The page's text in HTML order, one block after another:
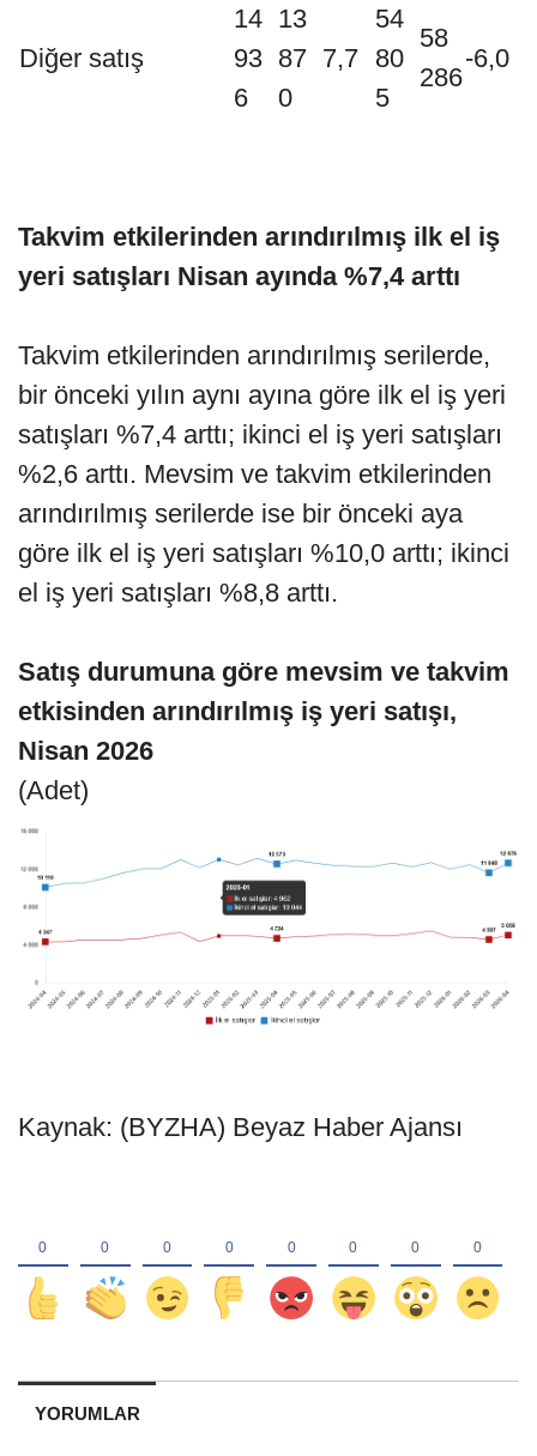
Diğer satış
14
93
6
13
87
0
7,7
54
80
5
58
286
-6,0
Takvim etkilerinden arındırılmış ilk el iş
yeri satışları Nisan ayında %7,4 arttı
Takvim etkilerinden arındırılmış serilerde,
bir önceki yılın aynı ayına göre ilk el iş yeri
satışları %7,4 arttı; ikinci el iş yeri satışları
%2,6 arttı. Mevsim ve takvim etkilerinden
arındırılmış serilerde ise bir önceki aya
göre ilk el iş yeri satışları %10,0 arttı; ikinci
el iş yeri satışları %8,8 arttı.
Satış durumuna göre mevsim ve takvim
etkisinden arındırılmış iş yeri satışı,
Nisan 2026
(Adet)
Kaynak: (BYZHA) Beyaz Haber Ajansı
YORUMLAR